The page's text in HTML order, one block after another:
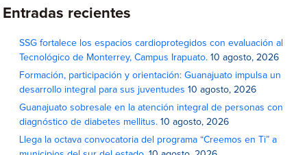
Entradas recientes
SSG fortalece los espacios cardioprotegidos con evaluación al
Tecnológico de Monterrey, Campus Irapuato. 10 agosto, 2026
Formación, participación y orientación: Guanajuato impulsa un
desarrollo integral para sus juventudes 10 agosto, 2026
Guanajuato sobresale en la atención integral de personas con
diagnóstico de diabetes mellitus. 10 agosto, 2026
Llega la octava convocatoria del programa “Creemos en Ti” a